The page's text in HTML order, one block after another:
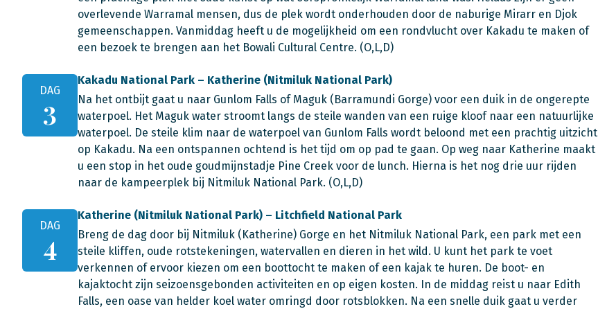
overlevende Warramal mensen, dus de plek wordt onderhouden door de naburige Mirarr en Djok
gemeenschappen. Vanmiddag heeft u de mogelijkheid om een rondvlucht over Kakadu te maken of
een bezoek te brengen aan het Bowali Cultural Centre. (O,L,D)
DAG
3
Kakadu National Park – Katherine (Nitmiluk National Park)
Na het ontbijt gaat u naar Gunlom Falls of Maguk (Barramundi Gorge) voor een duik in de ongerepte
waterpoel. Het Maguk water stroomt langs de steile wanden van een ruige kloof naar een natuurlijke
waterpoel. De steile klim naar de waterpoel van Gunlom Falls wordt beloond met een prachtig uitzicht
op Kakadu. Na een ontspannen ochtend is het tijd om op pad te gaan. Op weg naar Katherine maakt
u een stop in het oude goudmijnstadje Pine Creek voor de lunch. Hierna is het nog drie uur rijden
naar de kampeerplek bij Nitmiluk National Park. (O,L,D)
DAG
4
Katherine (Nitmiluk National Park) – Litchfield National Park
Breng de dag door bij Nitmiluk (Katherine) Gorge en het Nitmiluk National Park, een park met een
steile kliffen, oude rotstekeningen, watervallen en dieren in het wild. U kunt het park te voet
verkennen of ervoor kiezen om een boottocht te maken of een kajak te huren. De boot- en
kajaktocht zijn seizoensgebonden activiteiten en op eigen kosten. In de middag reist u naar Edith
Falls, een oase van helder koel water omringd door rotsblokken. Na een snelle duik gaat u verder